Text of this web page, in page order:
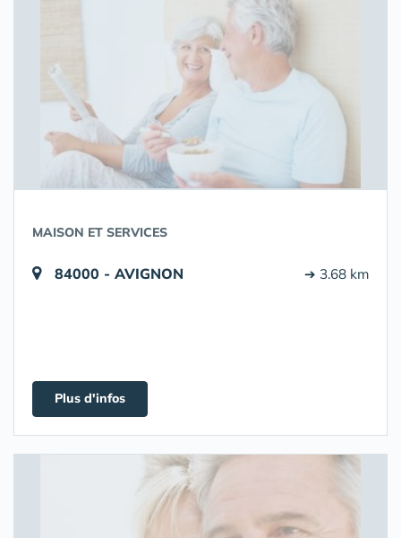
MAISON ET SERVICES
84000 - AVIGNON ➔ 3.68 km
Plus d'infos